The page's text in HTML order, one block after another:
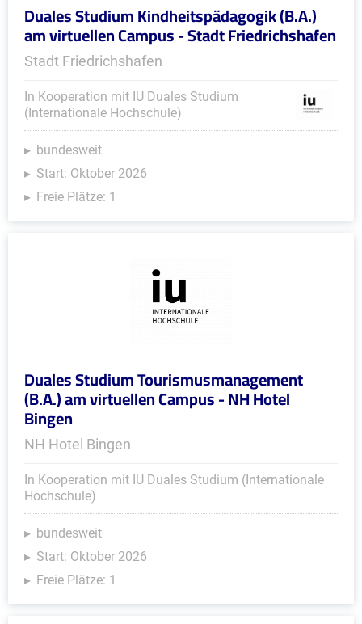
Duales Studium Kindheitspädagogik (B.A.)
am virtuellen Campus - Stadt Friedrichshafen
Stadt Friedrichshafen
In Kooperation mit IU Duales Studium
(Internationale Hochschule)
bundesweit
Start: Oktober 2026
Freie Plätze: 1
Duales Studium Tourismusmanagement
(B.A.) am virtuellen Campus - NH Hotel
Bingen
NH Hotel Bingen
In Kooperation mit IU Duales Studium (Internationale
Hochschule)
bundesweit
Start: Oktober 2026
Freie Plätze: 1